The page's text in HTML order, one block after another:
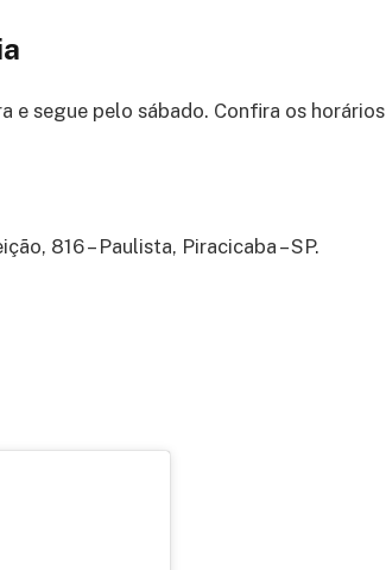
e segue pelo sábado. Confira os horários
816 – Paulista, Piracicaba – SP.